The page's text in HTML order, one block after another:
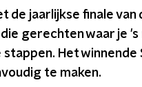
de jaarlijkse finale van
gerechten waar je
Het winnende
te maken.